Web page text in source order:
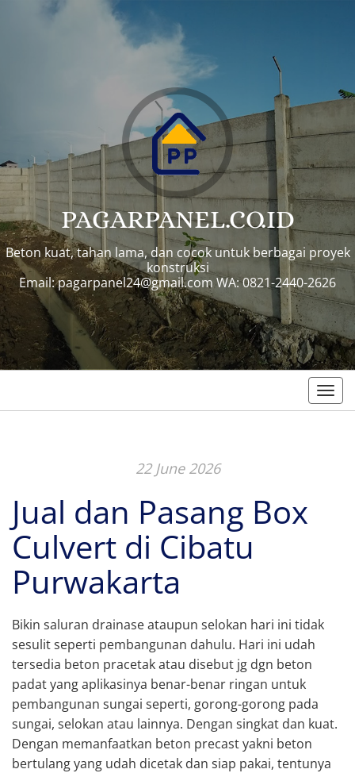
PAGARPANEL.CO.ID
Beton kuat, tahan lama, dan cocok untuk berbagai proyek
konstruksi
Email:pagarpanel24@gmail.com WA: 0821-2440-2626
22 June 2026
Jual dan Pasang Box
Culvert di Cibatu
Purwakarta
Bikin saluran drainase ataupun selokan hari ini tidak
sesulit seperti pembangunan dahulu. Hari ini udah
tersedia beton pracetak atau disebut jg dgn beton
padat yang aplikasinya benar-benar ringan untuk
pembangunan sungai seperti, gorong-gorong pada
sungai, selokan atau lainnya. Dengan singkat dan kuat.
Dengan memanfaatkan beton precast yakni beton
bertulang yang udah dicetak dan siap pakai, tentunya